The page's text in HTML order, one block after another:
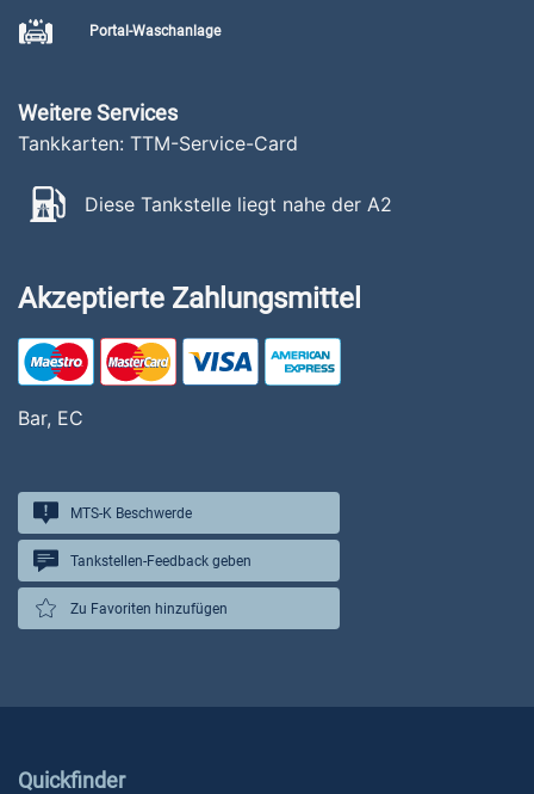
Portal-Waschanlage
Weitere Services
Tankkarten: TTM-Service-Card
Diese Tankstelle liegt nahe der A2
Akzeptierte Zahlungsmittel
Bar, EC
MTS-K Beschwerde
Tankstellen-Feedback geben
Zu Favoriten hinzufügen
Quickfinder